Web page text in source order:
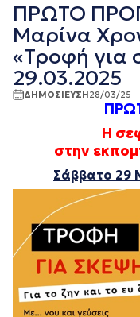
ΠΡΩΤΟ
Μαρίνα
«Τροφή για
29.03.2025
ΔΗΜΟΣΙΕΥΣΗ28/03/25
Η
στην
Σάββατο 29